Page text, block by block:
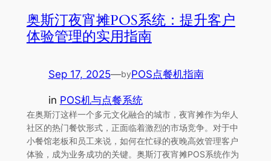
奥斯汀夜宵摊POS系统：提升客户
体验管理的实用指南
Sep 17, 2025—byPOS点餐机指南
in POS机与点餐系统
在奥斯汀这样一个多元文化融合的城市，夜宵摊作为华人
社区的热门餐饮形式，正面临着激烈的市场竞争。对于中
小餐馆老板和员工来说，如何在忙碌的夜晚高效管理客户
体验，成为业务成功的关键。奥斯汀夜宵摊POS系统作为